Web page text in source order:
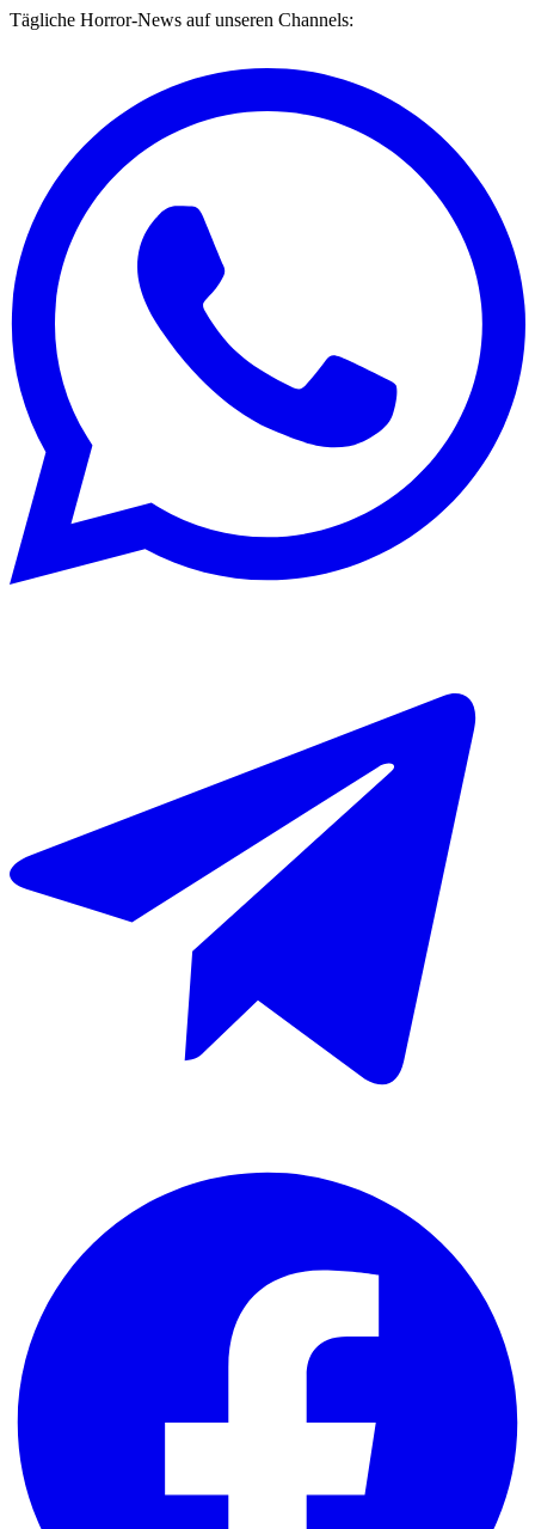
Tägliche Horror-News auf unseren Channels: